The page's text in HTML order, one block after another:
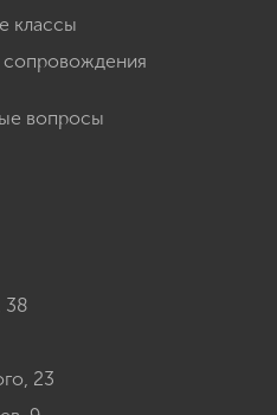
классы
сопровождения
вопросы
38
23